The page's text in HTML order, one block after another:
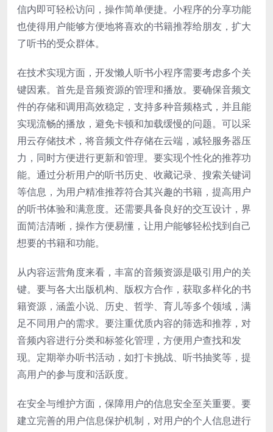
信内即可轻松访问，操作简单便捷。小程序的分享功能
也使得用户能够方便地将喜欢的书籍推荐给朋友，扩大
了听书的受众群体。
在技术实现方面，开发懒人听书小程序需要考虑多个关
键因素。首先是音频资源的管理和播放。要确保音频文
件的存储和调用高效稳定，支持多种音频格式，并且能
实现流畅的播放，避免卡顿和加载缓慢的问题。可以采
用云存储技术，将音频文件存储在云端，减轻服务器压
力，同时方便进行更新和管理。要实现个性化的推荐功
能。通过分析用户的听书历史、收藏记录、搜索关键词
等信息，为用户精准推荐符合其兴趣的书籍，提高用户
的听书体验和满意度。还需要具备良好的交互设计，界
面简洁清晰，操作方便易懂，让用户能够轻松找到自己
想要的书籍和功能。
从内容运营角度来看，丰富的音频资源是吸引用户的关
键。要与各大出版机构、版权方合作，获取多样化的书
籍资源，涵盖小说、历史、哲学、育儿等多个领域，满
足不同用户的需求。要注重优质内容的筛选和推荐，对
音频内容进行分类和标签化管理，方便用户查找和发
现。定期举办听书活动，如打卡挑战、听书抽奖等，提
高用户的参与度和活跃度。
在安全与维护方面，保障用户的信息安全至关重要。要
建立完善的用户信息保护机制，对用户的个人信息进行